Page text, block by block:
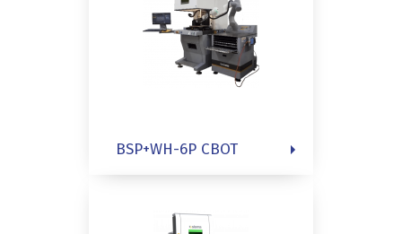
BSP+WH-6P CBOT